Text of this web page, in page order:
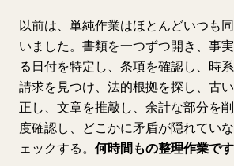
以前は、単純作業はほとんどいつも
いました。書類を一つずつ開き、事
る日付を特定し、条項を確認し、時
請求を見つけ、法的根拠を探し、古
正し、文章を推敲し、余計な部分を
度確認し、どこかに矛盾が隠れてい
ェックする。 何時間もの整理作業です